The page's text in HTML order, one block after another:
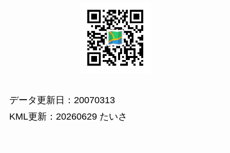
データ更新日：20070313
KML更新：20260629 たいさ